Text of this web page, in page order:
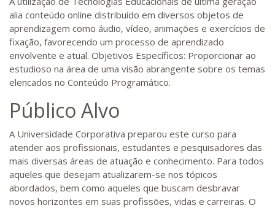
alia conteúdo online distribuído em diversos objetos de
aprendizagem como áudio, vídeo, animações e exercícios de
fixação, favorecendo um processo de aprendizado
envolvente e atual. Objetivos Específicos: Proporcionar ao
estudioso na área de uma visão abrangente sobre os temas
elencados no Conteúdo Programático.
Público Alvo
A Universidade Corporativa preparou este curso para
atender aos profissionais, estudantes e pesquisadores das
mais diversas áreas de atuação e conhecimento. Para todos
aqueles que desejam atualizarem-se nos tópicos
abordados, bem como aqueles que buscam desbravar
novos horizontes em suas profissões, vidas e carreiras. O